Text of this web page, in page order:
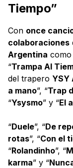
Tiempo”
Con once
colaboraciones
Argentina como
“Trampa Al
del trapero YSY
a mano”, “Trap
“Ysysmo” y “El
“Duele”, “De
rotas”, “Con el
“Rolandinho”, “
karma” y “